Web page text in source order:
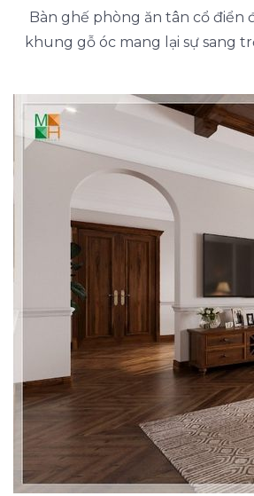
Bàn ghế phòng ăn tân cổ điển
khung gỗ óc mang lại sự sang